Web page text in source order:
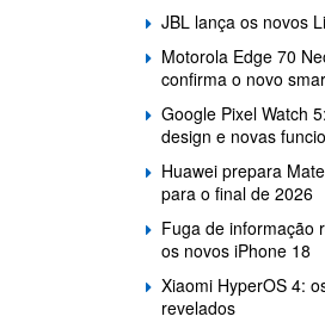
JBL lança os novos
Motorola Edge 70
confirma o novo
Google Pixel Watch
design e novas
Huawei prepara
para o final de 2026
Fuga de informação
os novos iPhone 18
Xiaomi HyperOS 4:
revelados